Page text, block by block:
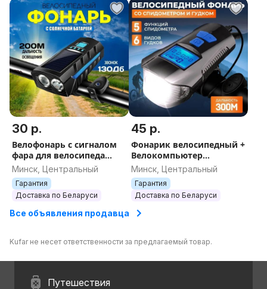
30 р.
Велофонарь с сигналом
фара для велосипеда
Всадник BZ-935 , USB-
заряд, солнечная батарея
повербанк
Минск, Центральный
Гарантия
Доставка по Беларуси
45 р.
Фонарик велосипедный +
Велокомпьютер
спидометр с сигналом
YZ-1805
водонепроницаемый
велофонарь
Минск, Центральный
Гарантия
Доставка по Беларуси
Все объявления продавца
Kufar не несет ответственности за предлагаемый товар.
Путешествия